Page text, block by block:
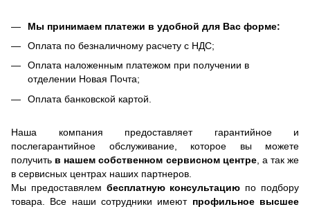
Мы принимаем платежи в удобной для Вас форме:
Оплата по безналичному расчету с НДС;
Оплата наложенным платежом при получении в
отделении Новая Почта;
Оплата банковской картой.
Наша компания предоставляет гарантийное и
послегарантийное обслуживание, которое вы можете
получить в нашем собственном сервисном центре, а так же
в сервисных центрах наших партнеров.
Мы предоставялем бесплатную консультацию по подбору
товара. Все наши сотрудники имеют профильное высшее